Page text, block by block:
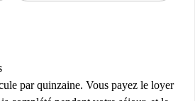
par quinzaine. Vous payez le loyer